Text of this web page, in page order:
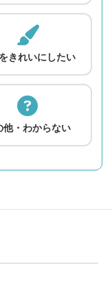
きれいにしたい
他・わからない